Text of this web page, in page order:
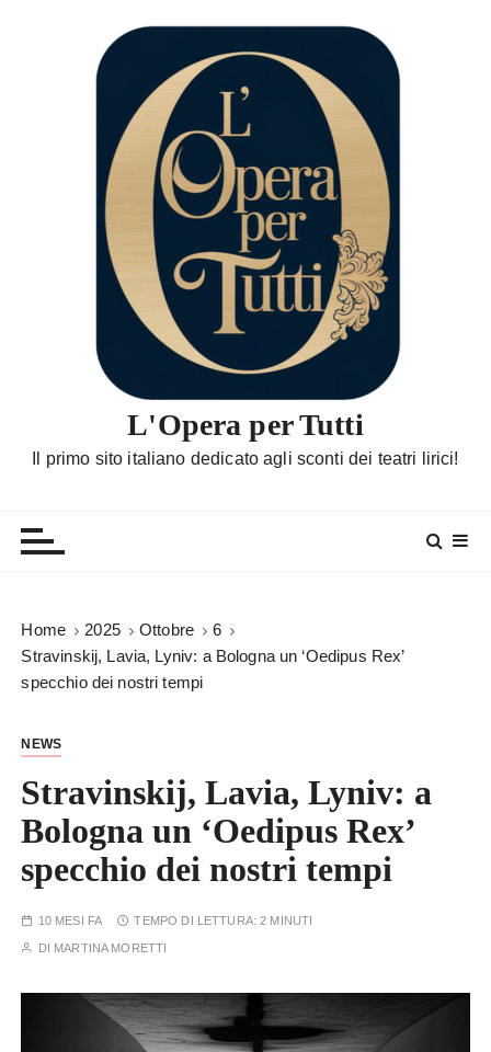
L'Opera per Tutti
Il primo sito italiano dedicato agli sconti dei teatri lirici!
Home 2025 Ottobre
6
Stravinskij, Lavia, Lyniv: a Bologna un ‘Oedipus Rex’
specchio dei nostri tempi
NEWS
Stravinskij, Lavia, Lyniv: a
Bologna un ‘Oedipus Rex’
specchio dei nostri tempi
10 MESI FA TEMPO DI LETTURA:2 MINUTI
DI MARTINA MORETTI